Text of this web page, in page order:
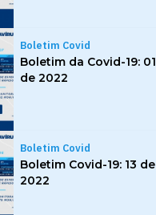
Boletim Covid
Boletim da Covid-19:
de 2022
Boletim Covid
Boletim Covid-19: 13
2022